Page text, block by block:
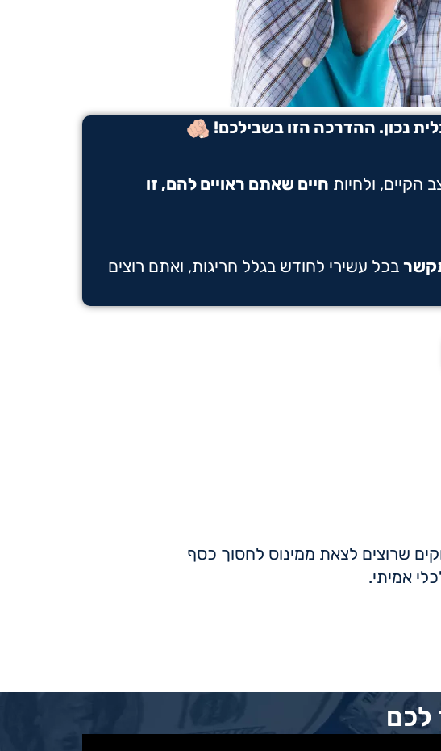
נכון. ההדרכה הזו בשבילכם!
הקיים, ולחיות חיים שאתם ראויים להם, זו
בכל עשירי לחודש בגלל חריגות, ואתם רוצים
שרוצים לצאת ממינוס לחסוך כסף
אמיתי.
לכם